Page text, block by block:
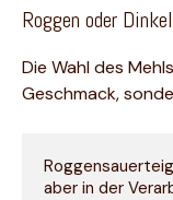
Roggen oder
Die Wahl des
Geschmack,
aber in der